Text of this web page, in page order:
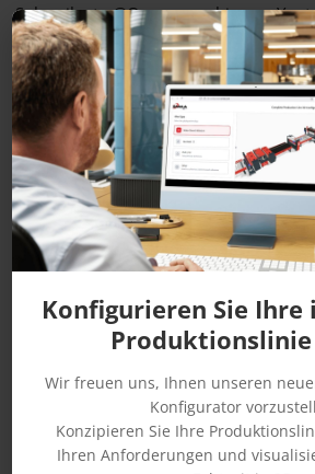
Konfigurieren Sie
Produktionslinie
Wir freuen uns, Ihnen unseren
Konfigurator
Konzipieren Sie Ihre
Ihren Anforderungen und
Subscribe to @Omma.machine on
and see what we release next. Thank
this new journey!
Unsere Leitfäden